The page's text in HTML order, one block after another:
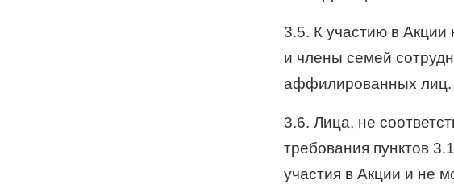
3.5. К участию в Акции
и члены семей
аффилированных лиц.
3.6. Лица, не
требования пунктов
участия в Акции и не